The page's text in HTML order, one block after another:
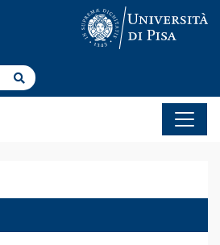
Cerca